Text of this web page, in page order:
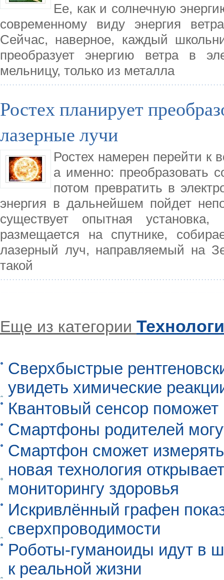
Ее, как и солнечную
современному виду энергия
Сейчас, наверное, каждый
преобразует энергию ветра в
мельницу, только из металла
Ростех планирует
лазерные лучи
Ростех намерен перейти к
а именно: преобразовать
потом превратить в
энергия в дальнейшем пойдет
существует опытная
размещается на спутнике,
лазерный луч, направляемый на
такой
Еще из категории
Сверхбыстрые
увидеть химические
Квантовый сенсор
Смартфоны родителей
Смартфон сможет
новая технология
мониторингу здоровья
Искривлённый графен
сверхпроводимости
Роботы-гуманоиды идут в
к реальной жизни